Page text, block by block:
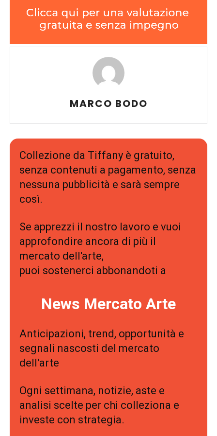
MARCO BODO
Collezione da Tiffany è gratuito,
senza contenuti a pagamento, senza
nessuna pubblicità e sarà sempre
così.
Se apprezzi il nostro lavoro e vuoi
approfondire ancora di più il
mercato dell'arte,
puoi sostenerci abbonandoti a
News Mercato Arte
Anticipazioni, trend, opportunità e
segnali nascosti del mercato
dell’arte
Ogni settimana, notizie, aste e
analisi scelte per chi colleziona e
investe con strategia.